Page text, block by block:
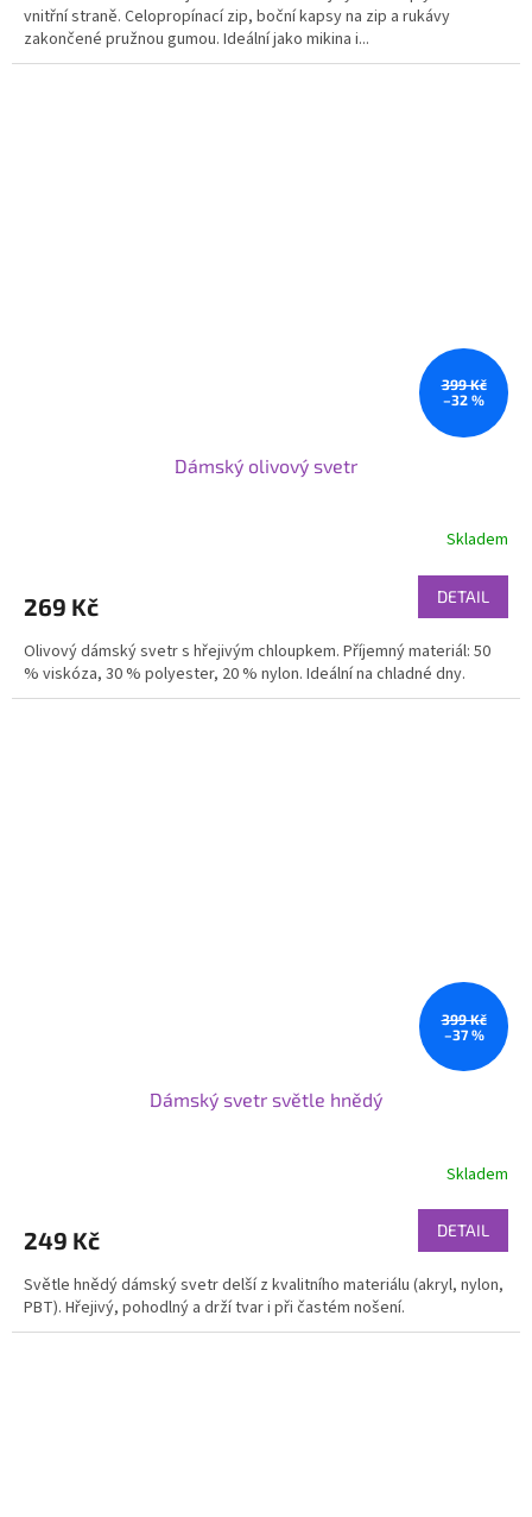
vnitřní straně. Celopropínací zip, boční kapsy na zip a rukávy
zakončené pružnou gumou. Ideální jako mikina i...
399 Kč
–32 %
Dámský olivový svetr
Skladem
269 Kč DETAIL
Olivový dámský svetr s hřejivým chloupkem. Příjemný materiál: 50
% viskóza, 30 % polyester, 20 % nylon. Ideální na chladné dny.
399 Kč
–37 %
Dámský svetr světle hnědý
Skladem
249 Kč DETAIL
Světle hnědý dámský svetr delší z kvalitního materiálu (akryl, nylon,
PBT). Hřejivý, pohodlný a drží tvar i při častém nošení.